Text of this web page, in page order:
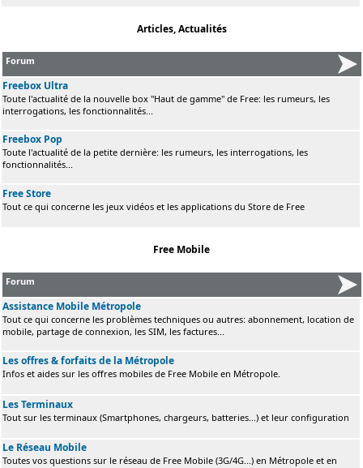
Articles, Actualités
Forum
Freebox Ultra
Toute l'actualité de la nouvelle box "Haut de gamme" de Free: les rumeurs, les
interrogations, les fonctionnalités...
Freebox Pop
Toute l'actualité de la petite dernière: les rumeurs, les interrogations, les
fonctionnalités...
Free Store
Tout ce qui concerne les jeux vidéos et les applications du Store de Free
Free Mobile
Forum
Assistance Mobile Métropole
Tout ce qui concerne les problèmes techniques ou autres: abonnement, location de
mobile, partage de connexion, les SIM, les factures...
Les offres & forfaits de la Métropole
Infos et aides sur les offres mobiles de Free Mobile en Métropole.
Les Terminaux
Tout sur les terminaux (Smartphones, chargeurs, batteries...) et leur configuration
Le Réseau Mobile
Toutes vos questions sur le réseau de Free Mobile (3G/4G...) en Métropole et en